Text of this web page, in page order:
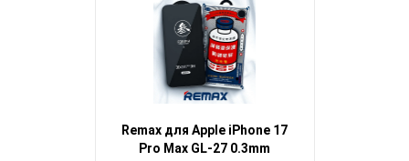
Remax для Apple iPhone 17
Pro Max GL-27 0.3mm